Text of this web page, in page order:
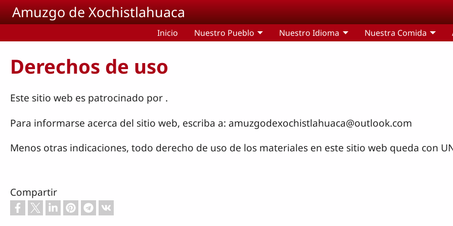
Pasar al contenido principal
Amuzgo de Xochistlahuaca
Inicio Nuestro Pueblo Nuestro Idioma Nuestra Comida
Derechos de uso
Este sitio web es patrocinado por .
Para informarse acerca del sitio web, escriba a: amuzgodexochistlahuaca@outlook.com
Menos otras indicaciones, todo derecho de uso de los materiales en este sitio web queda con
Compartir